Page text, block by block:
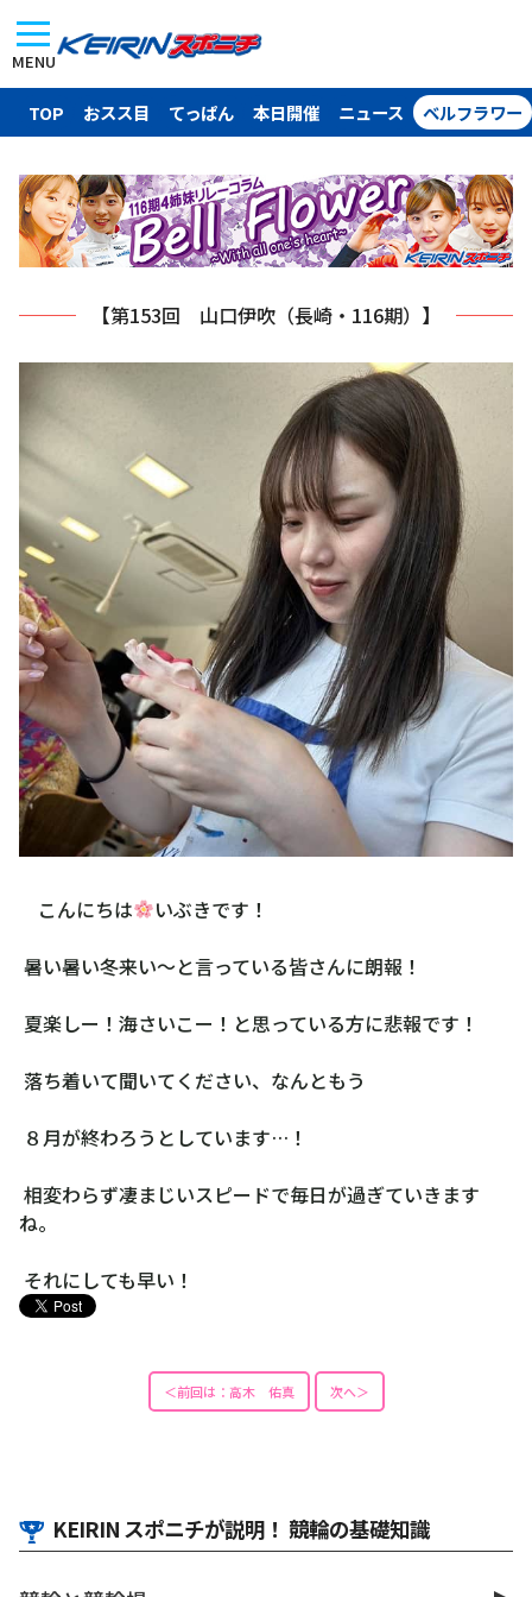
MENU
TOP おスス目 てっぱん 本日開催 ニュース ベルフラワー
【第153回 山口伊吹（長崎・116期）】
こんにちは
いぶきです！
暑い暑い冬来い～と言っている皆さんに朗報！
夏楽しー！海さいこー！と思っている方に悲報です！
落ち着いて聞いてください、なんともう
８月が終わろうとしています…！
相変わらず凄まじいスピードで毎日が過ぎていきます
ね。
それにしても早い！
＜前回は：高木 佑真 次へ＞
KEIRIN スポニチが説明！ 競輪の基礎知識